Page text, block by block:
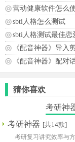
营动健康软件怎么
sbti人格怎么测试
sbti人格测试最佳恋
《配音神器》导入
《配音神器》配对
猜你喜欢
考研神
考研神器 [共14款]
考研复习讲究效率与